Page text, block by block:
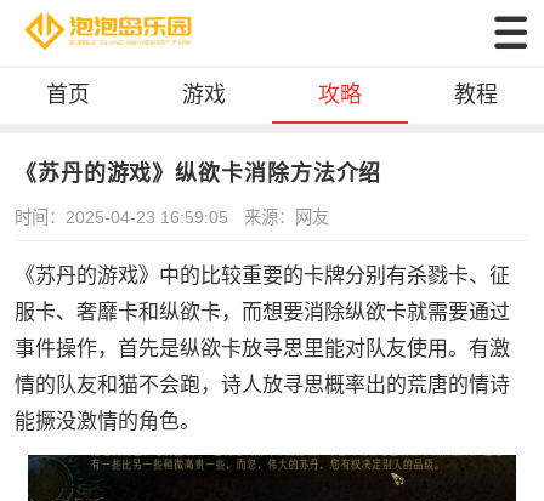
首页 游戏 攻略 教程
《苏丹的游戏》纵欲卡消除方法介绍
时间：2025-04-23 16:59:05 来源：网友
《苏丹的游戏》中的比较重要的卡牌分别有杀戮卡、征
服卡、奢靡卡和纵欲卡，而想要消除纵欲卡就需要通过
事件操作，首先是纵欲卡放寻思里能对队友使用。有激
情的队友和猫不会跑，诗人放寻思概率出的荒唐的情诗
能撅没激情的角色。